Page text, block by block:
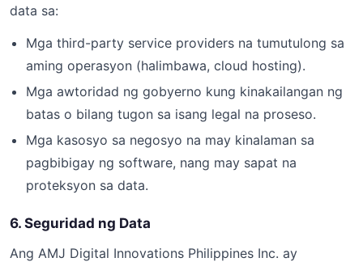
data sa:
Mga third-party service providers na tumutulong sa
aming operasyon (halimbawa, cloud hosting).
Mga awtoridad ng gobyerno kung kinakailangan ng
batas o bilang tugon sa isang legal na proseso.
Mga kasosyo sa negosyo na may kinalaman sa
pagbibigay ng software, nang may sapat na
proteksyon sa data.
6. Seguridad ng Data
Ang AMJ Digital Innovations Philippines Inc. ay